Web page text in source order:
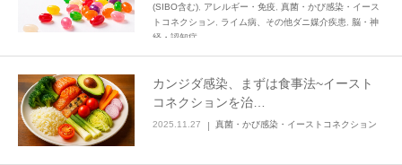
(SIBO含む)
アレルギー・免疫
真菌・かび感染・イース
トコネクション
ライム病、その他ダニ媒介疾患
脳・神
経・認知症
カンジダ感染、まずは食事法~イースト
コネクションを治…
2025.11.27 真菌・かび感染・イーストコネクション